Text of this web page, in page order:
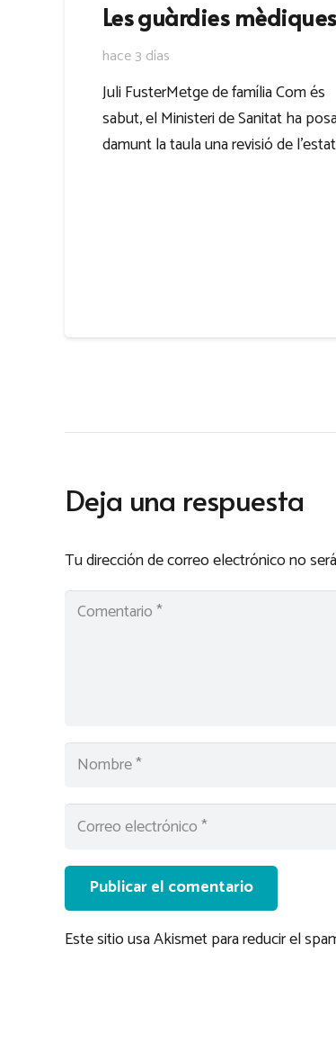
Les guàrdies mèdiques
hace 3 días
Juli FusterMetge de família Com és
sabut, el Ministeri de Sanitat ha
damunt la taula una revisió de
Deja una respuesta
Tu dirección de correo electrónico no
Publicar el comentario
Este sitio usa Akismet para reducir el